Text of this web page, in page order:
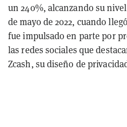
un 240%, alcanzando su
de mayo de 2022, cuando
fue impulsado en parte por
las redes sociales que
Zcash, su diseño de